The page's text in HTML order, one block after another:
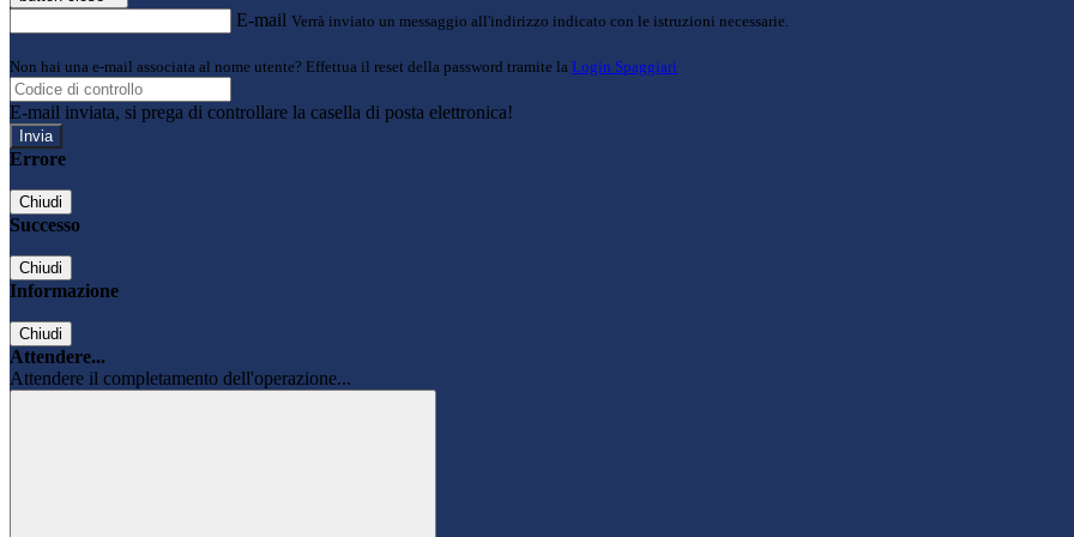
E-mail Verrà inviato un messaggio all'indirizzo indicato con le istruzioni necessarie.
Non hai una e-mail associata al nome utente? Effettua il reset della password tramite la Login Spaggiari
E-mail inviata, si prega di controllare la casella di posta elettronica!
Errore
Chiudi
Successo
Chiudi
Informazione
Chiudi
Attendere...
Attendere il completamento dell'operazione...